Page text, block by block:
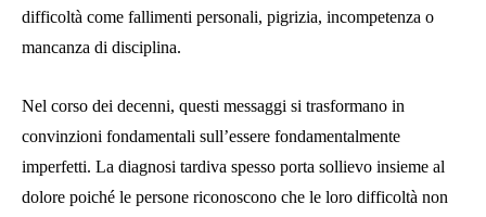
difficoltà come fallimenti personali, pigrizia, incompetenza o
mancanza di disciplina.
Nel corso dei decenni, questi messaggi si trasformano in
convinzioni fondamentali sull’essere fondamentalmente
imperfetti. La diagnosi tardiva spesso porta sollievo insieme al
dolore poiché le persone riconoscono che le loro difficoltà non